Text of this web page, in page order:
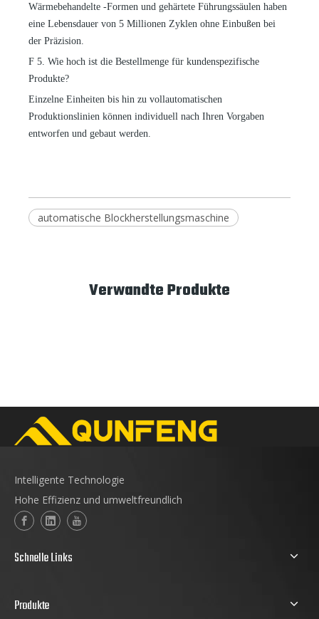
Wärmebehandelte -Formen und gehärtete Führungssäulen haben
eine Lebensdauer von 5 Millionen Zyklen ohne Einbußen bei
der Präzision.
F 5. Wie hoch ist die Bestellmenge für kundenspezifische
Produkte?
Einzelne Einheiten bis hin zu vollautomatischen
Produktionslinien können individuell nach Ihren Vorgaben
entworfen und gebaut werden.
automatische Blockherstellungsmaschine
Verwandte Produkte
Intelligente Technologie
Hohe Effizienz und umweltfreundlich
Schnelle Links
Produkte